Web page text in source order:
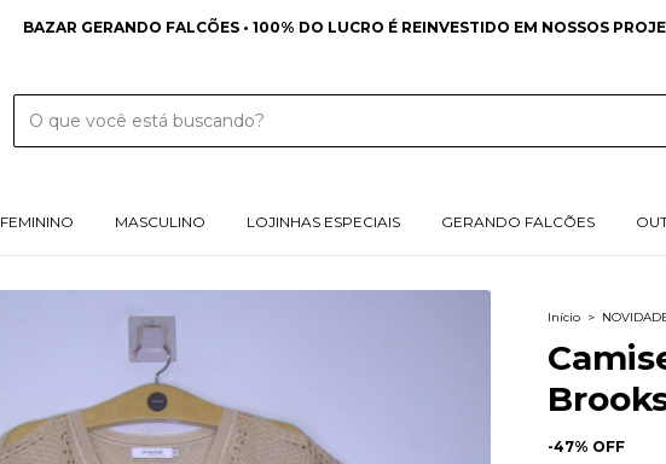
BAZAR GERANDO FALCÕES • 100% DO LUCRO É REINVESTIDO EM NOSSOS
FEMININO MASCULINO LOJINHAS ESPECIAIS GERANDO FALCÕES
Início >
-47% OFF